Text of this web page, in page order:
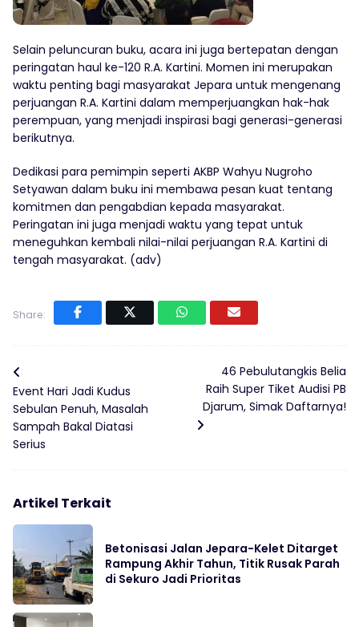
Selain peluncuran buku, acara ini juga bertepatan dengan
peringatan haul ke-120 R.A. Kartini. Momen ini merupakan
waktu penting bagi masyarakat Jepara untuk mengenang
perjuangan R.A. Kartini dalam memperjuangkan hak-hak
perempuan, yang menjadi inspirasi bagi generasi-generasi
berikutnya.
Dedikasi para pemimpin seperti AKBP Wahyu Nugroho
Setyawan dalam buku ini membawa pesan kuat tentang
komitmen dan pengabdian kepada masyarakat.
Peringatan ini juga menjadi waktu yang tepat untuk
meneguhkan kembali nilai-nilai perjuangan R.A. Kartini di
tengah masyarakat. (adv)
Share:
Event Hari Jadi Kudus
Sebulan Penuh, Masalah
Sampah Bakal Diatasi
Serius
46 Pebulutangkis Belia
Raih Super Tiket Audisi PB
Djarum, Simak Daftarnya!
Artikel Terkait
Betonisasi Jalan Jepara-Kelet Ditarget
Rampung Akhir Tahun, Titik Rusak Parah
di Sekuro Jadi Prioritas